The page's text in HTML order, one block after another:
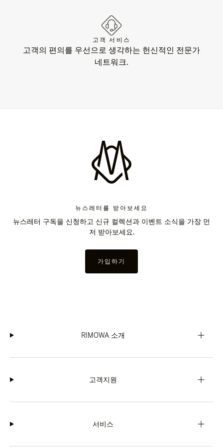
고객 서비스
고객의 편의를 우선으로 생각하는 헌신적인 전문가
네트워크.
뉴스레터를 받아보세요
뉴스레터 구독을 신청하고 신규 컬렉션과 이벤트 소식을 가장 먼
저 받아보세요.
가입하기
RIMOWA 소개
고객지원
서비스